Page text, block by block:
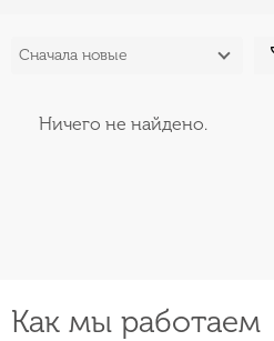
Сначала новые
Ничего не найдено.
Как мы работаем